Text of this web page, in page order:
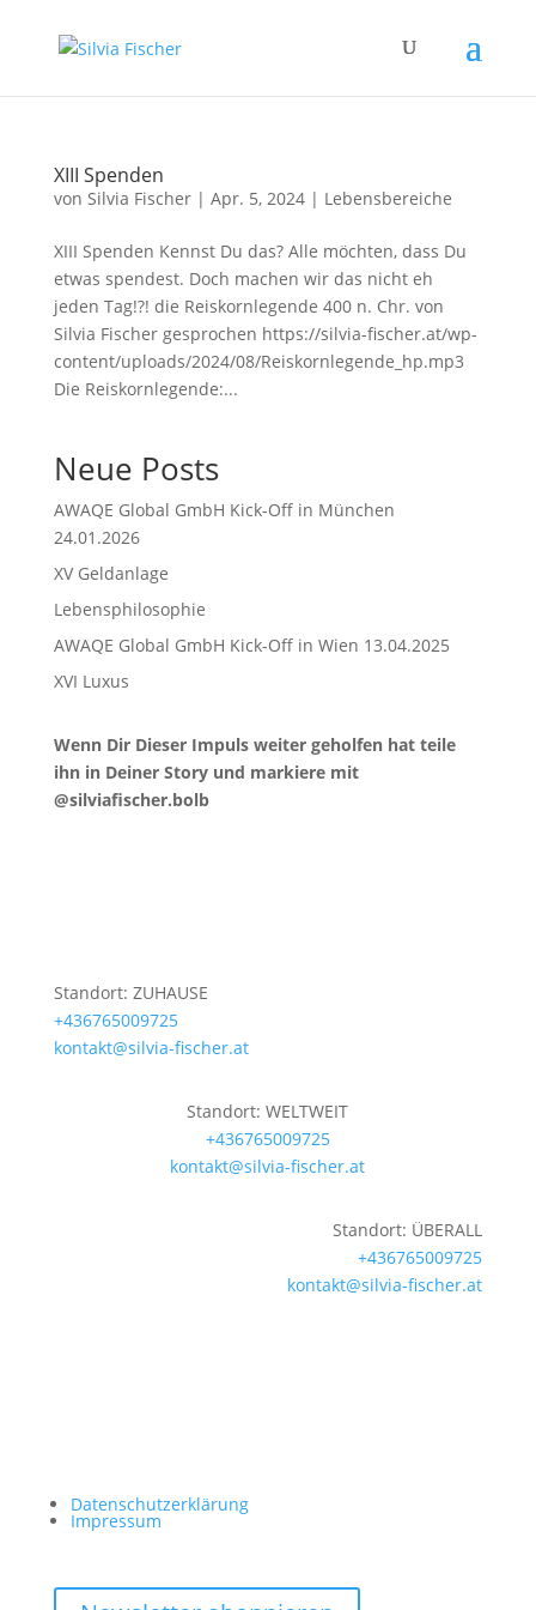
XIII Spenden
von Silvia Fischer| Apr. 5, 2024| Lebensbereiche
XIII Spenden Kennst Du das? Alle möchten, dass Du
etwas spendest. Doch machen wir das nicht eh
jeden Tag!?! die Reiskornlegende 400 n. Chr. von
Silvia Fischer gesprochen https://silvia-fischer.at/wp-
content/uploads/2024/08/Reiskornlegende_hp.mp3
Die Reiskornlegende:...
Neue Posts
AWAQE Global GmbH Kick-Off in München
24.01.2026
XV Geldanlage
Lebensphilosophie
AWAQE Global GmbH Kick-Off in Wien 13.04.2025
XVI Luxus
Wenn Dir Dieser Impuls weiter geholfen hat teile
ihn in Deiner Story und markiere mit
@silviafischer.bolb
Standort: ZUHAUSE
+436765009725
kontakt@silvia-fischer.at
Standort: WELTWEIT
+436765009725
kontakt@silvia-fischer.at
Standort: ÜBERALL
+436765009725
kontakt@silvia-fischer.at
Datenschutzerklärung
Impressum